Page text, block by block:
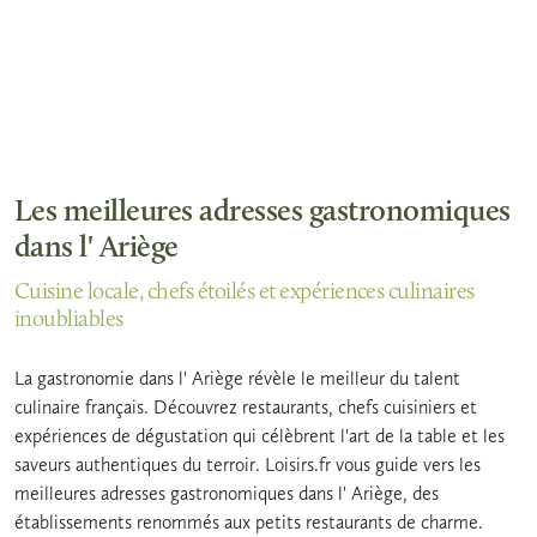
Les meilleures adresses gastronomiques
dans l' Ariège
Cuisine locale, chefs étoilés et expériences culinaires
inoubliables
La gastronomie dans l' Ariège révèle le meilleur du talent
culinaire français. Découvrez restaurants, chefs cuisiniers et
expériences de dégustation qui célèbrent l'art de la table et les
saveurs authentiques du terroir. Loisirs.fr vous guide vers les
meilleures adresses gastronomiques dans l' Ariège, des
établissements renommés aux petits restaurants de charme.